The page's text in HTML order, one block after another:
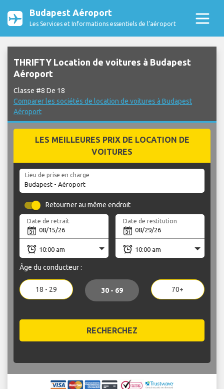
Budapest Aéroport
Les Services et Informations essentiels de l’aéroport
THRIFTY Location de voitures à Budapest
Aéroport
Classe #8 De 18
Comparer les sociétés de location de voitures à Budapest
Aéroport
LES MEILLEURES PRIX DE LOCATION DE
VOITURES
Lieu de prise en charge
Retourner au même endroit
Date de retrait Date de restitution
Âge du conducteur :
18 - 29 30 - 69 70+
RECHERCHEZ